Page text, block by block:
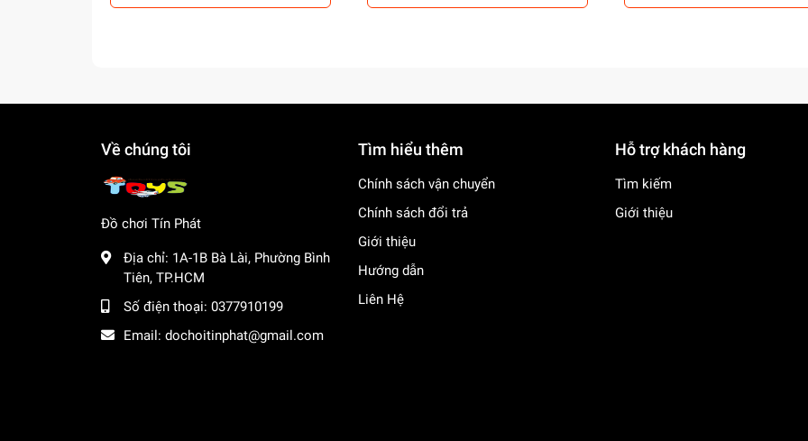
Về chúng tôi
Đồ chơi Tín Phát
Địa chỉ: 1A-1B Bà Lài, Phường Bình
Tiên, TP.HCM
Số điện thoại: 0377910199
Email: dochoitinphat@gmail.com
Tìm hiểu thêm
Chính sách vận chuyển
Chính sách đổi trả
Giới thiệu
Hướng dẫn
Liên Hệ
Hỗ trợ khách hàng
Tìm kiếm
Giới thiệu